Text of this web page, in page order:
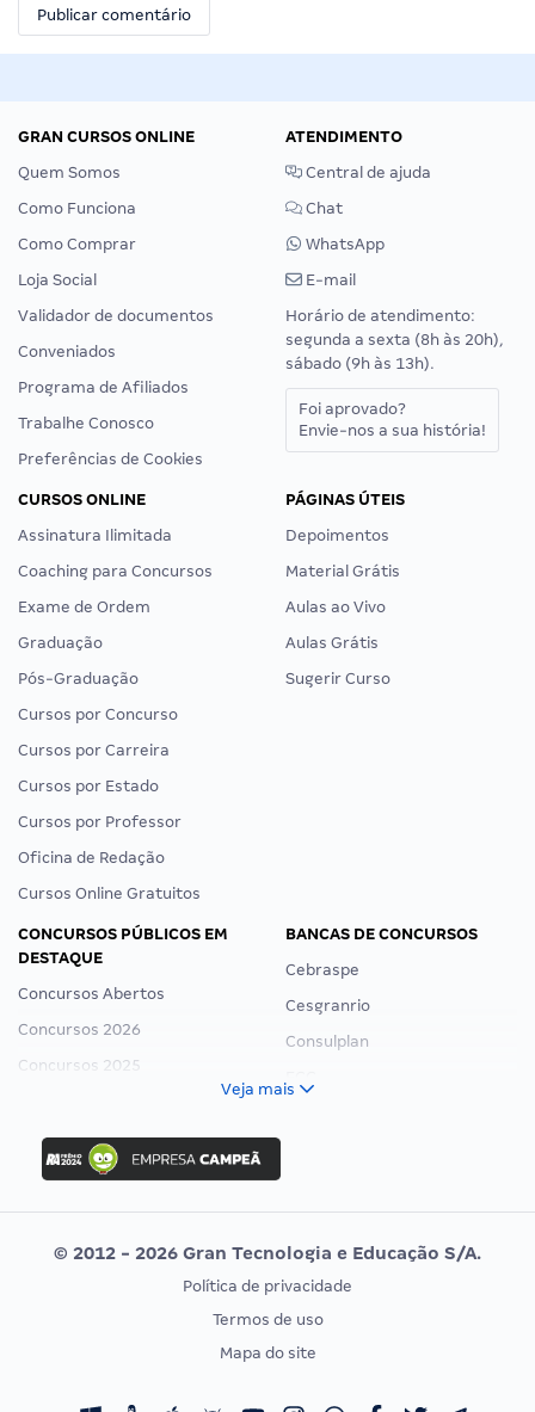
GRAN CURSOS ONLINE
Quem Somos
Como Funciona
Como Comprar
Loja Social
Validador de documentos
Conveniados
Programa de Afiliados
Trabalhe Conosco
Preferências de Cookies
ATENDIMENTO
Central de ajuda
Chat
WhatsApp
E-mail
Horário de atendimento:
segunda a sexta (8h às 20h),
sábado (9h às 13h).
Foi aprovado?
Envie-nos a sua história!
CURSOS ONLINE
Assinatura Ilimitada
Coaching para Concursos
Exame de Ordem
Graduação
Pós-Graduação
Cursos por Concurso
Cursos por Carreira
Cursos por Estado
Cursos por Professor
Oficina de Redação
Cursos Online Gratuitos
PÁGINAS ÚTEIS
Depoimentos
Material Grátis
Aulas ao Vivo
Aulas Grátis
Sugerir Curso
CONCURSOS PÚBLICOS EM
DESTAQUE
Concursos Abertos
Concursos 2026
Concursos 2025
Concurso Ibama
Concurso MPU
Editais publicados
BANCAS DE CONCURSOS
Cebraspe
Cesgranrio
Consulplan
Vunesp
CONCURSOS POR PROFISSÃO
Concursos Fiscais
EXAME DE ORDEM
Calendário OAB
Veja mais
© 2012 - 2026 Gran Tecnologia e Educação S/A.
Política de privacidade
Termos de uso
Mapa do site